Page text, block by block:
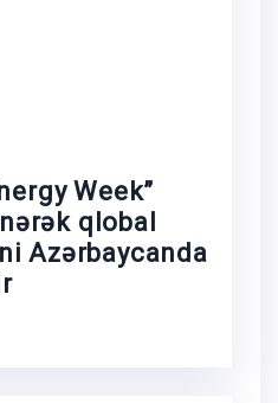
Week”
qlobal
Azərbaycanda